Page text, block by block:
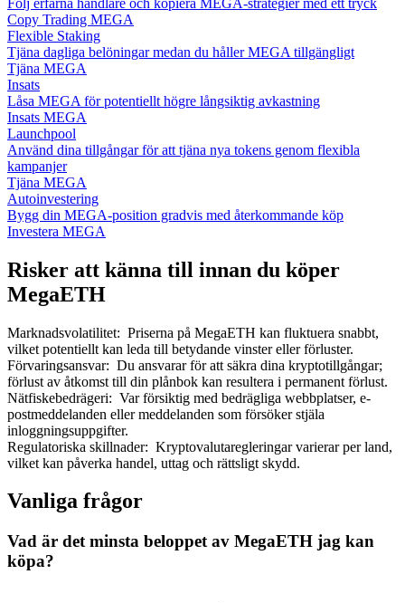
Copy Trading MEGA
Flexible Staking
Tjäna dagliga belöningar medan du håller MEGA tillgängligt
Tjäna MEGA
Insats
Låsa MEGA för potentiellt högre långsiktig avkastning
Insats MEGA
Launchpool
Använd dina tillgångar för att tjäna nya tokens genom flexibla
kampanjer
Tjäna MEGA
Autoinvestering
Bygg din MEGA-position gradvis med återkommande köp
Investera MEGA
Risker att känna till innan du köper
MegaETH
Marknadsvolatilitet: Priserna på MegaETH kan fluktuera snabbt,
vilket potentiellt kan leda till betydande vinster eller förluster.
Förvaringsansvar: Du ansvarar för att säkra dina kryptotillgångar;
förlust av åtkomst till din plånbok kan resultera i permanent förlust.
Nätfiskebedrägeri: Var försiktig med bedrägliga webbplatser, e-
postmeddelanden eller meddelanden som försöker stjäla
inloggningsuppgifter.
Regulatoriska skillnader: Kryptovalutaregleringar varierar per land,
vilket kan påverka handel, uttag och rättsligt skydd.
Vanliga frågor
Vad är det minsta beloppet av MegaETH jag kan
köpa?